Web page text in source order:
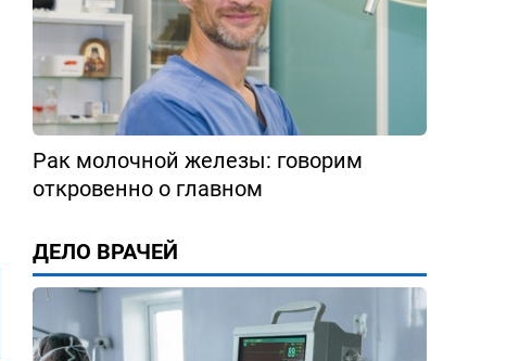
Рак молочной железы: говорим
откровенно о главном
ДЕЛО ВРАЧЕЙ